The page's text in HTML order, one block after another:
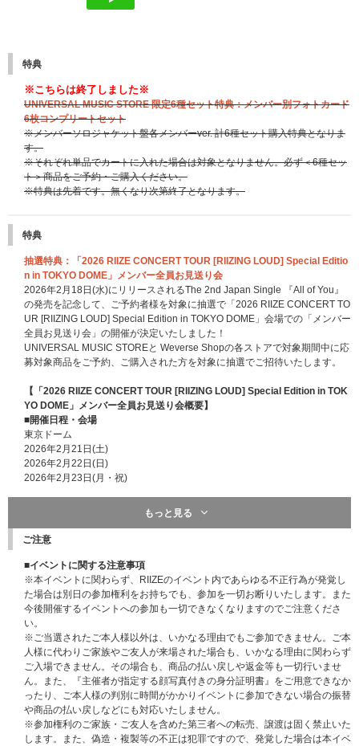
特典
※こちらは終了しました※
UNIVERSAL MUSIC STORE 限定6種セット特典：メンバー別フォトカード
6枚コンプリートセット
※メンバーソロジャケット盤各メンバーver. 計6種セット購入特典となりま
す。
※それぞれ単品でカートに入れた場合は対象となりません。必ず＜6種セッ
ト＞商品をご予約・ご購入ください。
※特典は先着です。無くなり次第終了となります。
特典
抽選特典：「2026 RIIZE CONCERT TOUR [RIIZING LOUD] Special Editio
n in TOKYO DOME」メンバー全員お見送り会
2026年2月18日(水)にリリースされるThe 2nd Japan Single 『All of You』
の発売を記念して、ご予約者様を対象に抽選で「2026 RIIZE CONCERT TO
UR [RIIZING LOUD] Special Edition in TOKYO DOME」会場での「メンバー
全員お見送り会」の開催が決定いたしました！
UNIVERSAL MUSIC STOREと Weverse Shopの各ストアで対象期間中に応
募対象商品をご予約、ご購入された方を対象に抽選でご招待いたします。
【「2026 RIIZE CONCERT TOUR [RIIZING LOUD] Special Edition in TOK
YO DOME」メンバー全員お見送り会概要】
■開催日程・会場
東京ドーム
2026年2月21日(土)
2026年2月22日(日)
2026年2月23日(月・祝)
■メンバー全員お見送り会 各日100名様(合計300名様)
※「2026 RIIZE CONCERT TOUR [RIIZING LOUD] Special Edition in TOKY
O DOME」会場にてライブ終演後にメンバー全員によるお見送り会にご参加
※ライブチケットをお持ちでない方もご応募いただけます。
※参加メンバーは予告なく変更になる場合がございます。あらかじめご了承
ください。
※お見送り会の開始時間が遅くなる場合もございますので、ご帰宅の交通機
関などはご自身でご判断ください。
※開始が遅延した場合のお客様の帰路(終電時刻等)については一切の責任を
負いかねますので、あらかじめご了承ください。
※未成年の方が参加される場合は、各地域の条例に従って、保護者の方の同
意の上でご参加ください。未成年の方がご参加された場合は、保護者の方の
同意を得たものとみなします。ご家族のご同伴・係員の付き添い等はできま
せん。
※ご同伴者の参加はできません。ご事情がある場合は事前にスタッフにお申
し出ください。
もっと見る
ご注意
■イベントに関する注意事項
※本イベントに関わらず、RIIZEのイベント内であらゆる不正行為が発覚し
た場合は別日の参加権利をお持ちでも、参加を一切お断りいたします。また
今後開催するイベントへの参加も一切できなくなりますのでご注意くださ
い。
※ご当選されたご本人様以外は、いかなる理由でもご参加できません。ご本
人様に代わりご家族やご友人が来場された場合も、いかなる理由に関わらず
ご入場できません。その場合も、商品の払い戻しや返金等も一切行いませ
ん。また、『主催者が指定する顔写真付きの身分証明書』をご用意できなか
ったり、ご本人様の判別に時間がかかりイベントに参加できない場合の振替
や商品の払い戻しなどにも対応いたしません。
※参加権利のご家族・ご友人を含めた第三者への転売、譲渡は固く禁止いた
します。また、偽造・複製等の不正は犯罪ですので、発覚した場合は本イベ